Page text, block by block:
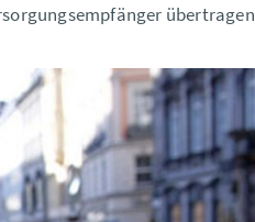
übertragen